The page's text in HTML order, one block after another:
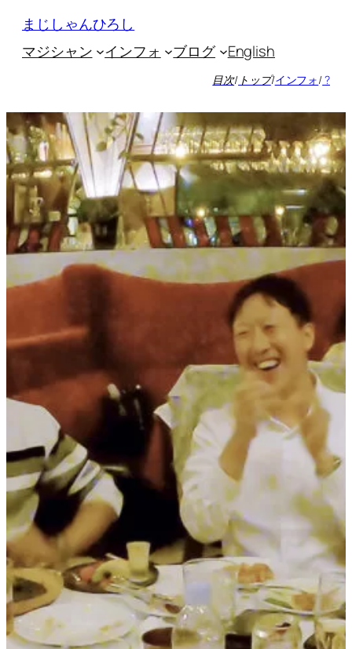
ッ
プ
まじしゃんひろし
マジシャン
インフォ ブログ English
目次/ トップ/インフォ/?